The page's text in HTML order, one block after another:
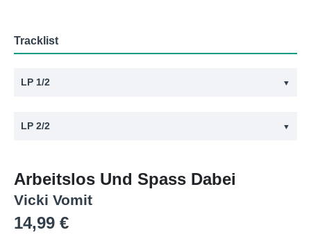
Tracklist
LP 1/2 ▼
LP 2/2 ▼
1 Wohin Mit Omas Leiche
Arbeitslos Und Spass Dabei
Vicki Vomit
Regulärer Preis:
14,99 €